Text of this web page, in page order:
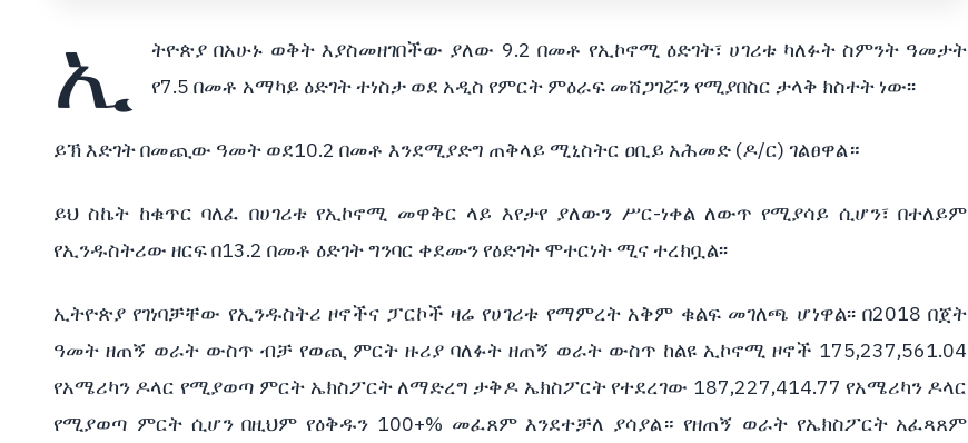
ኢ
ትዮጵያ በአሁኑ ወቅት እያስመዘገበችው ያለው 9.2 በመቶ የኢኮኖሚ ዕድገት፣ ሀገሪቱ ካለፉት ስምንት ዓመታት
የ7.5 በመቶ አማካይ ዕድገት ተነስታ ወደ አዲስ የምርት ምዕራፍ መሸጋገሯን የሚያበስር ታላቅ ክስተት ነው፡፡
ይኽ እድገት በመጪው ዓመት ወደ10.2 በመቶ እንደሚያድግ ጠቅላይ ሚኒስትር ዐቢይ አሕመድ (ዶ/ር) ገልፀዋል።
ይህ ስኬት ከቁጥር ባለፈ በሀገሪቱ የኢኮኖሚ መዋቅር ላይ እየታየ ያለውን ሥር-ነቀል ለውጥ የሚያሳይ ሲሆን፣ በተለይም
የኢንዱስትሪው ዘርፍ በ13.2 በመቶ ዕድገት ግንባር ቀደሙን የዕድገት ሞተርነት ሚና ተረክቧል፡፡
ኢትዮጵያ የገነባቻቸው የኢንዱስትሪ ዞኖችና ፓርኮች ዛሬ የሀገሪቱ የማምረት አቅም ቁልፍ መገለጫ ሆነዋል፡፡ በ2018 በጀት
ዓመት ዘጠኝ ወራት ውስጥ ብቻ የወጪ ምርት ዙሪያ ባለፉት ዘጠኝ ወራት ውስጥ ከልዩ ኢኮኖሚ ዞኖች 175,237,561.04
የአሜሪካን ዶላር የሚያወጣ ምርት ኤክስፖርት ለማድረግ ታቅዶ ኤክስፖርት የተደረገው 187,227,414.77 የአሜሪካን ዶላር
የሚያወጣ ምርት ሲሆን በዚህም የዕቅዱን 100+% መፈጸም እንደተቻለ ያሳያል። የዘጠኝ ወራት የኤክስፖርት አፈጻጸም